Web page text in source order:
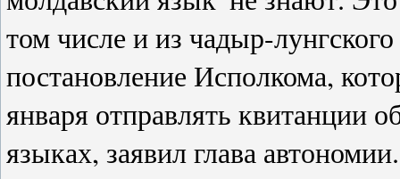
том числе и из чадыр-
постановление Исполкома,
января отправлять квитанции
языках, заявил глава автономии.